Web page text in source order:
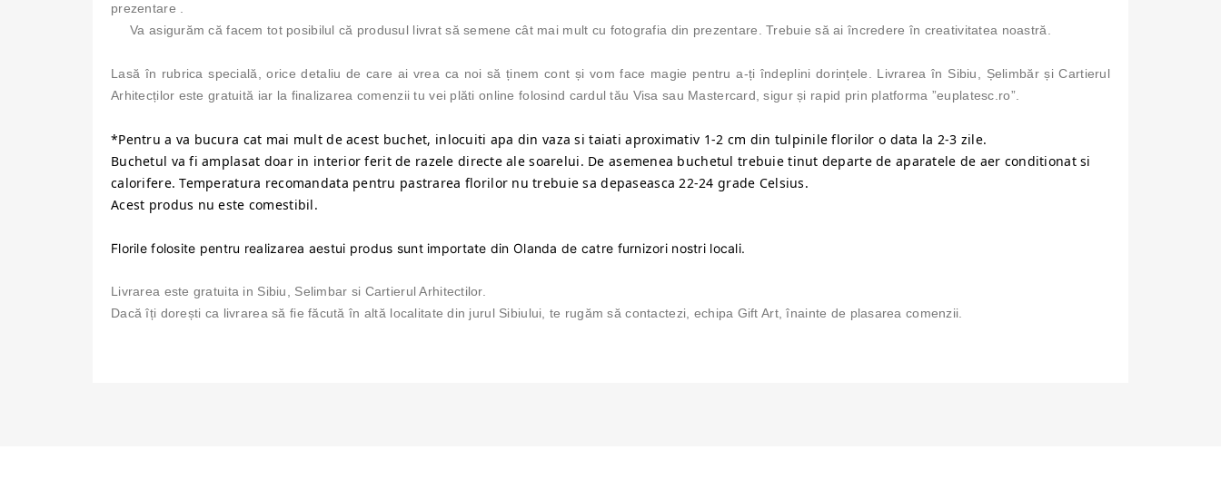
prezentare .
Va asigurăm că facem tot posibilul că produsul livrat să semene cât mai mult cu fotografia din prezentare. Trebuie să ai încredere în creativitatea noastră.
Lasă în rubrica specială, orice detaliu de care ai vrea ca noi să ținem cont și vom face magie pentru a-ți îndeplini dorințele. Livrarea în Sibiu, Șelimbăr și Cartierul
Arhitecților este gratuită iar la finalizarea comenzii tu vei plăti online folosind cardul tău Visa sau Mastercard, sigur și rapid prin platforma ”euplatesc.ro”.
*Pentru a va bucura cat mai mult de acest buchet, inlocuiti apa din vaza si taiati aproximativ 1-2 cm din tulpinile florilor o data la 2-3 zile.
Buchetul va fi amplasat doar in interior ferit de razele directe ale soarelui. De asemenea buchetul trebuie tinut departe de aparatele de aer conditionat si
calorifere. Temperatura recomandata pentru pastrarea florilor nu trebuie sa depaseasca 22-24 grade Celsius.
Acest produs nu este comestibil.
Florile folosite pentru realizarea aestui produs sunt importate din Olanda de catre furnizori nostri locali.
Livrarea este gratuita in Sibiu, Selimbar si Cartierul Arhitectilor.
Dacă îți dorești ca livrarea să fie făcută în altă localitate din jurul Sibiului, te rugăm să contactezi, echipa Gift Art, înainte de plasarea comenzii.